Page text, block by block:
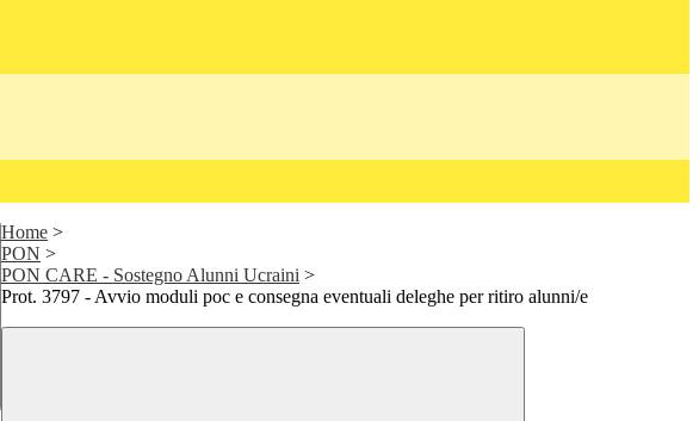
Home >
PON >
PON CARE - Sostegno Alunni Ucraini >
Prot. 3797 - Avvio moduli poc e consegna eventuali deleghe per ritiro alunni/e